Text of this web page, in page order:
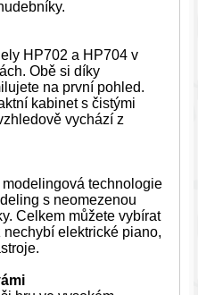
HP702 a HP704 v
Obě si díky
na první pohled.
kabinet s čistými
vychází z
technologie
s neomezenou
Celkem můžete vybírat
elektrické piano,